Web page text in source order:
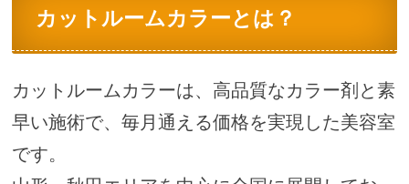
カットルームカラーとは？
カットルームカラーは、高品質なカラー剤と素
早い施術で、毎月通える価格を実現した美容室
です。